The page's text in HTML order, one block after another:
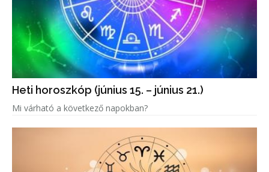
Heti horoszkóp (június 15. – június 21.)
Mi várható a következő napokban?